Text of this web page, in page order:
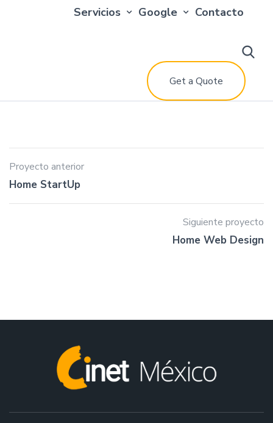
Servicios Google Contacto
Get a Quote
Proyecto anterior
Home StartUp
Siguiente proyecto
Home Web Design